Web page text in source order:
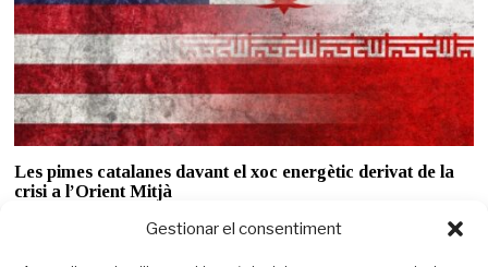
Gestionar el consentiment
Les pimes catalanes davant el xoc energètic derivat de la
crisi a l’Orient Mitjà
La tensió geopolítica encareix l’energia i incrementa la pressió sobre els
costos empresarials, amb un impacte